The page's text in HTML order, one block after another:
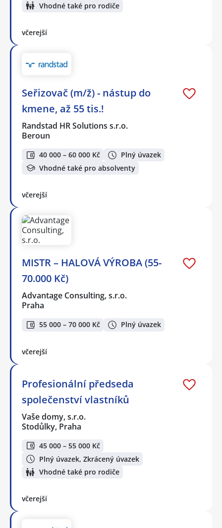
Vhodné také pro rodiče
včerejší
Seřizovač (m/ž) - nástup do
kmene, až 55 tis.!
Randstad HR Solutions s.r.o.
Beroun
40 000 – 60 000 Kč
Plný úvazek
Vhodné také pro absolventy
včerejší
MISTR – HALOVÁ VÝROBA (55-
70.000 Kč)
Advantage Consulting, s.r.o.
Praha
55 000 – 70 000 Kč Plný úvazek
včerejší
Profesionální předseda
společenství vlastníků
Vaše domy, s.r.o.
Stodůlky, Praha
45 000 – 55 000 Kč
Plný úvazek, Zkrácený úvazek
Vhodné také pro rodiče
včerejší